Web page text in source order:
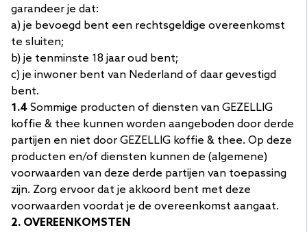
garandeer je dat:
a) je bevoegd bent een rechtsgeldige overeenkomst
te sluiten;
b) je tenminste 18 jaar oud bent;
c) je inwoner bent van Nederland of daar gevestigd
bent.
1.4 Sommige producten of diensten van GEZELLIG
koffie & thee kunnen worden aangeboden door derde
partijen en niet door GEZELLIG koffie & thee. Op deze
producten en/of diensten kunnen de (algemene)
voorwaarden van deze derde partijen van toepassing
zijn. Zorg ervoor dat je akkoord bent met deze
voorwaarden voordat je de overeenkomst aangaat.
2. OVEREENKOMSTEN